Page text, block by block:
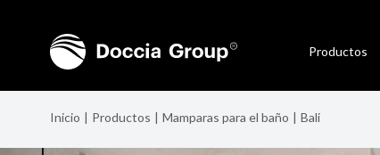
Productos
Inicio Productos Mamparas para el baño Bali